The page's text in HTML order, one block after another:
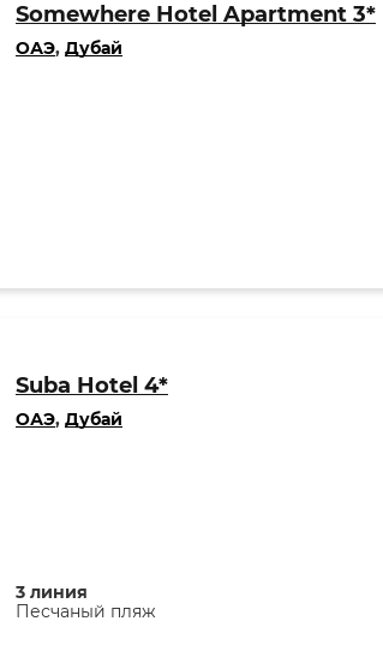
Somewhere Hotel Apartment 3*
ОАЭ, Дубай
Suba Hotel 4*
ОАЭ, Дубай
3 линия
Песчаный пляж